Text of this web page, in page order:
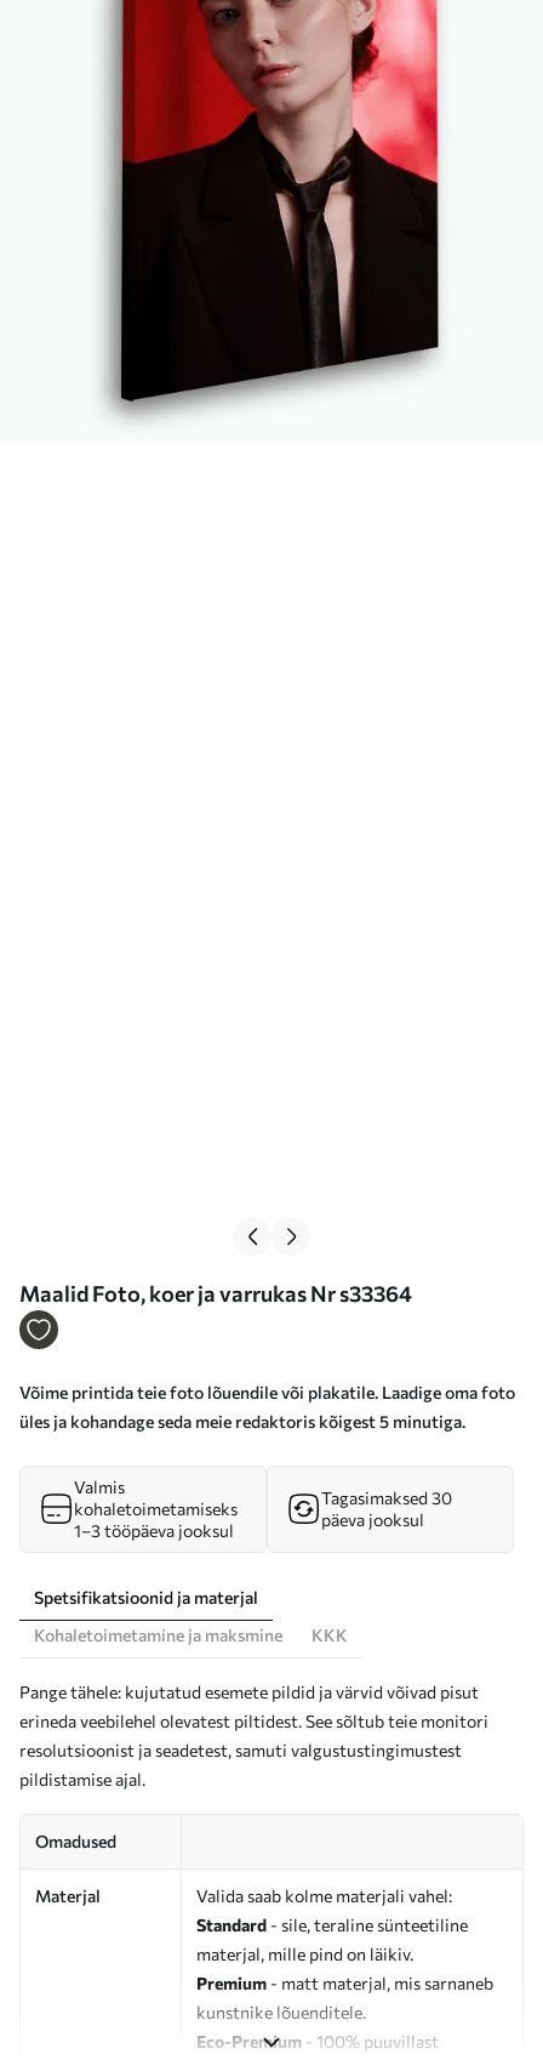
Maalid Foto, koer ja varrukas Nr s33364
Võime printida teie foto lõuendile või plakatile. Laadige oma foto
üles ja kohandage seda meie redaktoris kõigest 5 minutiga.
Valmis
kohaletoimetamiseks
1–3 tööpäeva jooksul
Tagasimaksed 30
päeva jooksul
Spetsifikatsioonid ja materjal
Kohaletoimetamine ja maksmine
KKK
Pange tähele: kujutatud esemete pildid ja värvid võivad pisut
erineda veebilehel olevatest piltidest. See sõltub teie monitori
resolutsioonist ja seadetest, samuti valgustustingimustest
pildistamise ajal.
Omadused
Materjal
Valida saab kolme materjali vahel:
Standard - sile, teraline sünteetiline
materjal, mille pind on läikiv.
Premium - matt materjal, mis sarnaneb
kunstnike lõuenditele.
Eco-Premium - 100% puuvillast